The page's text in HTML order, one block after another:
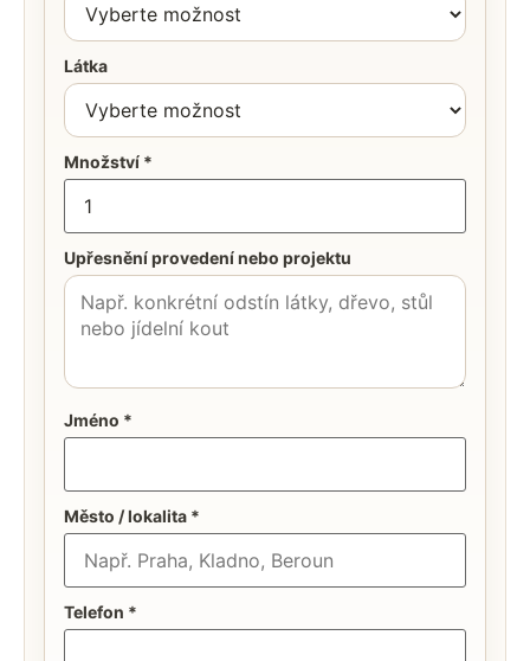
Látka
Množství *
Upřesnění provedení nebo projektu
Jméno *
Město / lokalita *
Telefon *